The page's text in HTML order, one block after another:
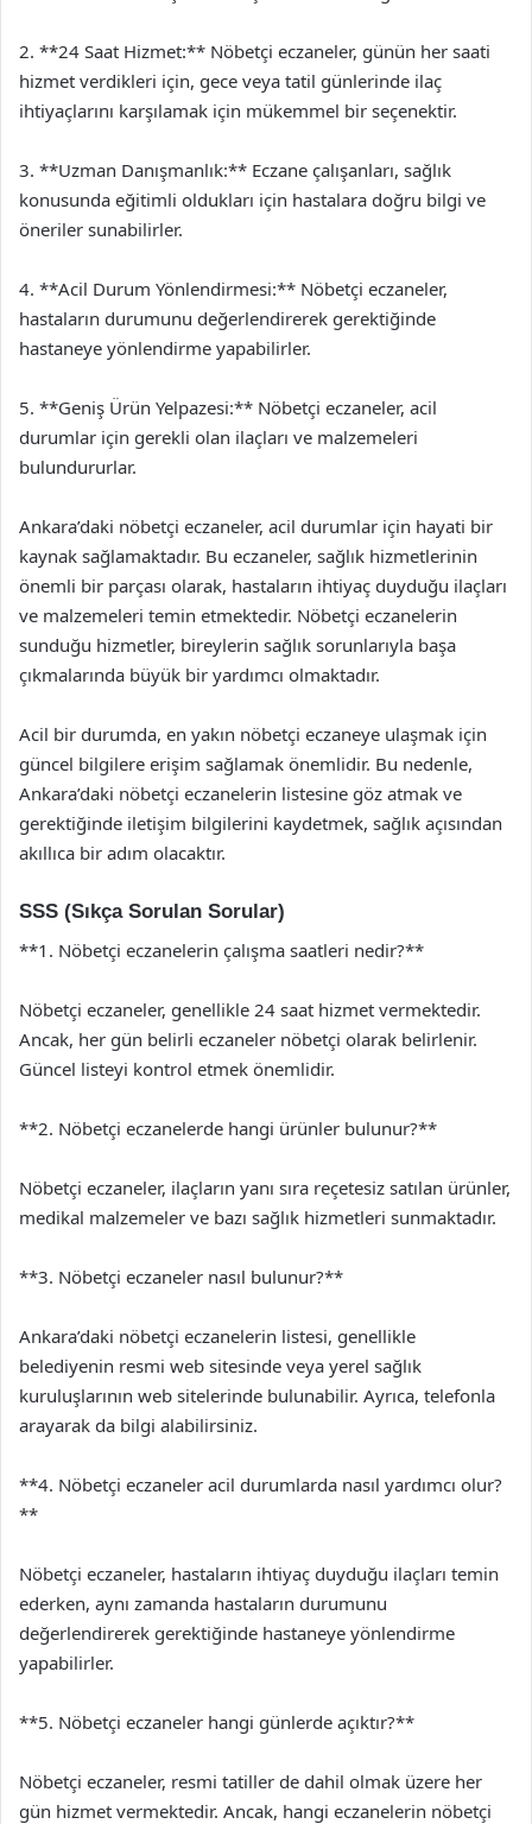
2. **24 Saat Hizmet:** Nöbetçi eczaneler, günün her saati
hizmet verdikleri için, gece veya tatil günlerinde ilaç
ihtiyaçlarını karşılamak için mükemmel bir seçenektir.
3. **Uzman Danışmanlık:** Eczane çalışanları, sağlık
konusunda eğitimli oldukları için hastalara doğru bilgi ve
öneriler sunabilirler.
4. **Acil Durum Yönlendirmesi:** Nöbetçi eczaneler,
hastaların durumunu değerlendirerek gerektiğinde
hastaneye yönlendirme yapabilirler.
5. **Geniş Ürün Yelpazesi:** Nöbetçi eczaneler, acil
durumlar için gerekli olan ilaçları ve malzemeleri
bulundururlar.
Ankara’daki nöbetçi eczaneler, acil durumlar için hayati bir
kaynak sağlamaktadır. Bu eczaneler, sağlık hizmetlerinin
önemli bir parçası olarak, hastaların ihtiyaç duyduğu ilaçları
ve malzemeleri temin etmektedir. Nöbetçi eczanelerin
sunduğu hizmetler, bireylerin sağlık sorunlarıyla başa
çıkmalarında büyük bir yardımcı olmaktadır.
Acil bir durumda, en yakın nöbetçi eczaneye ulaşmak için
güncel bilgilere erişim sağlamak önemlidir. Bu nedenle,
Ankara’daki nöbetçi eczanelerin listesine göz atmak ve
gerektiğinde iletişim bilgilerini kaydetmek, sağlık açısından
akıllıca bir adım olacaktır.
SSS (Sıkça Sorulan Sorular)
**1. Nöbetçi eczanelerin çalışma saatleri nedir?**
Nöbetçi eczaneler, genellikle 24 saat hizmet vermektedir.
Ancak, her gün belirli eczaneler nöbetçi olarak belirlenir.
Güncel listeyi kontrol etmek önemlidir.
**2. Nöbetçi eczanelerde hangi ürünler bulunur?**
Nöbetçi eczaneler, ilaçların yanı sıra reçetesiz satılan ürünler,
medikal malzemeler ve bazı sağlık hizmetleri sunmaktadır.
**3. Nöbetçi eczaneler nasıl bulunur?**
Ankara’daki nöbetçi eczanelerin listesi, genellikle
belediyenin resmi web sitesinde veya yerel sağlık
kuruluşlarının web sitelerinde bulunabilir. Ayrıca, telefonla
arayarak da bilgi alabilirsiniz.
**4. Nöbetçi eczaneler acil durumlarda nasıl yardımcı olur?
**
Nöbetçi eczaneler, hastaların ihtiyaç duyduğu ilaçları temin
ederken, aynı zamanda hastaların durumunu
değerlendirerek gerektiğinde hastaneye yönlendirme
yapabilirler.
**5. Nöbetçi eczaneler hangi günlerde açıktır?**
Nöbetçi eczaneler, resmi tatiller de dahil olmak üzere her
gün hizmet vermektedir. Ancak, hangi eczanelerin nöbetçi